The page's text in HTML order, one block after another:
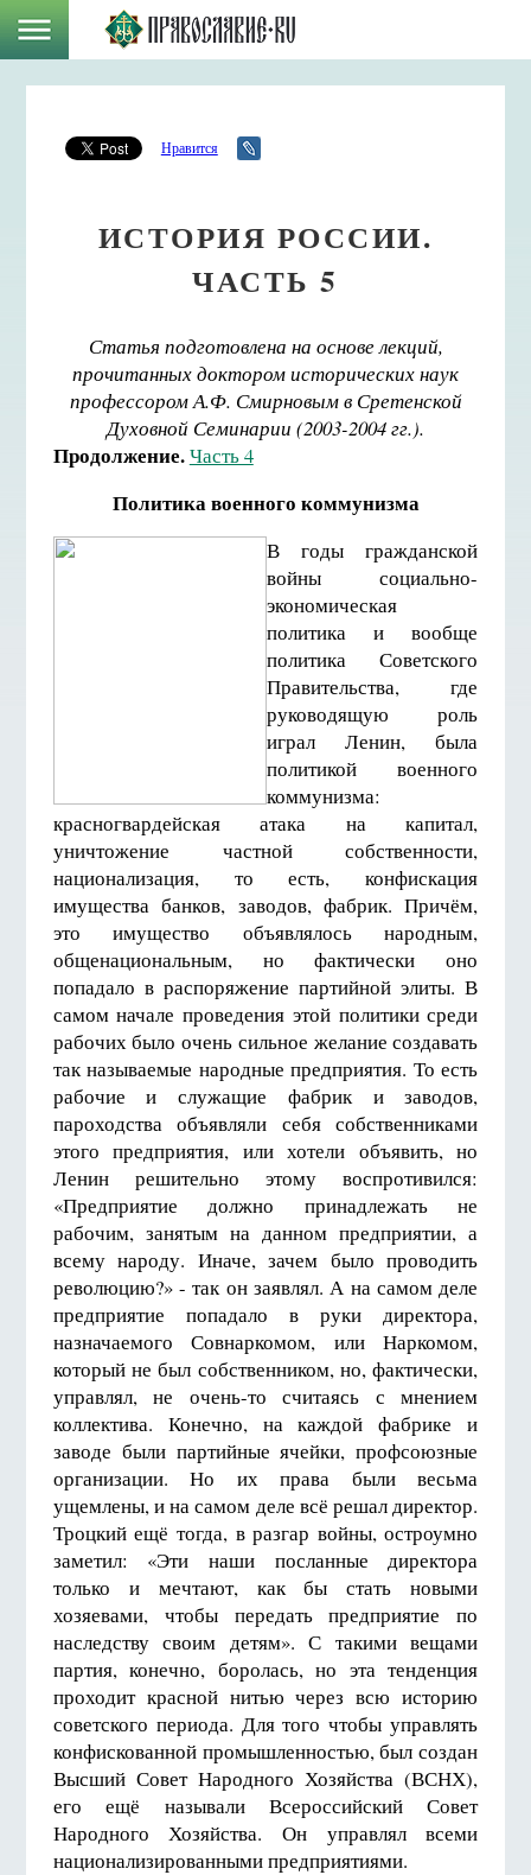
Нравится
ИСТОРИЯ РОССИИ.
ЧАСТЬ 5
Статья подготовлена на основе лекций,
прочитанных доктором исторических наук
профессором А.Ф. Смирновым в Сретенской
Духовной Семинарии (2003-2004 гг.).
Продолжение.Часть 4
Политика военного коммунизма
В годы гражданской
войны социально-
экономическая
политика и вообще
политика Советского
Правительства, где
руководящую роль
играл Ленин, была
политикой военного
коммунизма:
красногвардейская атака на капитал,
уничтожение частной собственности,
национализация, то есть, конфискация
имущества банков, заводов, фабрик. Причём,
это имущество объявлялось народным,
общенациональным, но фактически оно
попадало в распоряжение партийной элиты. В
самом начале проведения этой политики среди
рабочих было очень сильное желание создавать
так называемые народные предприятия. То есть
рабочие и служащие фабрик и заводов,
пароходства объявляли себя собственниками
этого предприятия, или хотели объявить, но
Ленин решительно этому воспротивился:
«Предприятие должно принадлежать не
рабочим, занятым на данном предприятии, а
всему народу. Иначе, зачем было проводить
революцию?» - так он заявлял. А на самом деле
предприятие попадало в руки директора,
назначаемого Совнаркомом, или Наркомом,
который не был собственником, но, фактически,
управлял, не очень-то считаясь с мнением
коллектива. Конечно, на каждой фабрике и
заводе были партийные ячейки, профсоюзные
организации. Но их права были весьма
ущемлены, и на самом деле всё решал директор.
Троцкий ещё тогда, в разгар войны, остроумно
заметил: «Эти наши посланные директора
только и мечтают, как бы стать новыми
хозяевами, чтобы передать предприятие по
наследству своим детям». С такими вещами
партия, конечно, боролась, но эта тенденция
проходит красной нитью через всю историю
советского периода. Для того чтобы управлять
конфискованной промышленностью, был создан
Высший Совет Народного Хозяйства (ВСНХ),
его ещё называли Всероссийский Совет
Народного Хозяйства. Он управлял всеми
национализированными предприятиями.